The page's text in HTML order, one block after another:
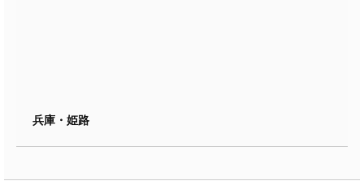
兵庫・姫路